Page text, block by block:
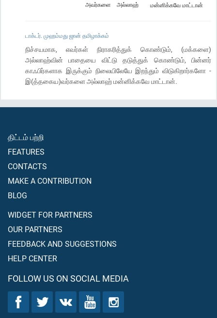
மன்னிக்கவே மாட்டான்
அல்லாஹ்
அவர்களை
டாக்டர். முஹம்மது ஜான் தமிழாக்கம்
நிச்சயமாக, எவர்கள் நிராகரித்துக் கொண்டும், (மக்களை)
அல்லாஹ்வின் பாதையை விட்டு தடுத்துக் கொண்டும், பின்னர்
காஃபிர்களாக இருக்கும் நிலையிலேயே இறந்தும் விடுகிறார்களோ -
இ(த்தகைய)வர்களை அல்லாஹ் மன்னிக்கவே மாட்டான்.
திட்டம் பற்றி
FEATURES
CONTACTS
MAKE A CONTRIBUTION
BLOG
WIDGET FOR PARTNERS
OUR PARTNERS
FEEDBACK AND SUGGESTIONS
HELP CENTER
FOLLOW US ON SOCIAL MEDIA